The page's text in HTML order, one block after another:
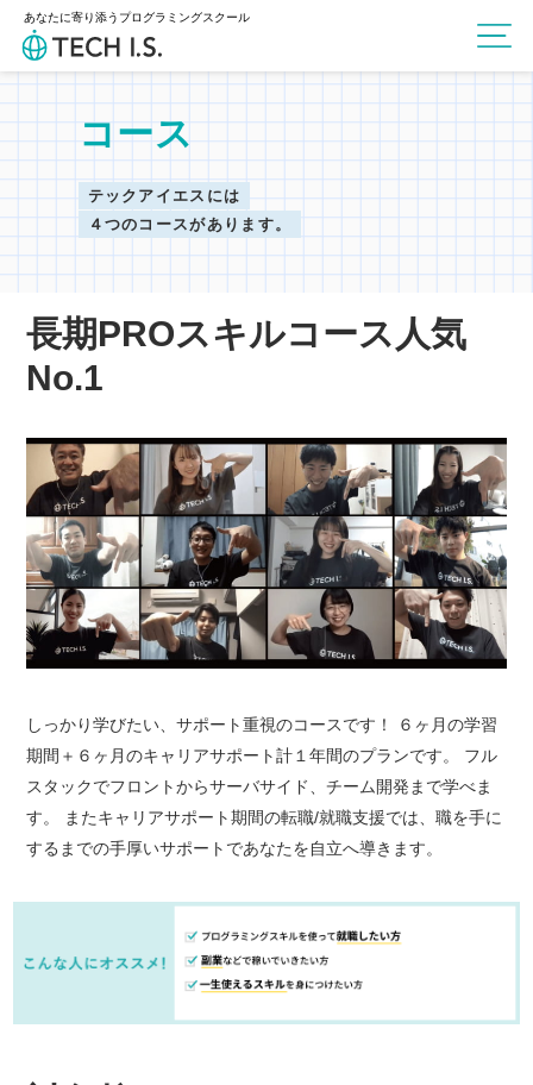
あなたに寄り添うプログラミングスクール
コース
テックアイエスには
４つのコースがあります。
長期PROスキルコース人気
No.1
しっかり学びたい、サポート重視のコースです！ ６ヶ月の学習
期間＋６ヶ月のキャリアサポート計１年間のプランです。 フル
スタックでフロントからサーバサイド、チーム開発まで学べま
す。 またキャリアサポート期間の転職/就職支援では、職を手に
するまでの手厚いサポートであなたを自立へ導きます。